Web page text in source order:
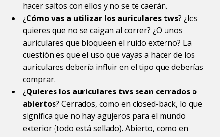
hacer saltos con ellos y no se te caerán.
¿Cómo vas a utilizar los auriculares tws? ¿los
quieres que no se caigan al correr? ¿O unos
auriculares que bloqueen el ruido externo? La
cuestión es que el uso que vayas a hacer de los
auriculares debería influir en el tipo que deberías
comprar.
¿Quieres los auriculares tws sean cerrados o
abiertos? Cerrados, como en closed-back, lo que
significa que no hay agujeros para el mundo
exterior (todo está sellado). Abierto, como en